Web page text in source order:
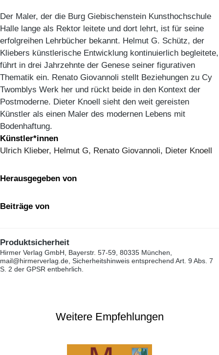
Der Maler, der die Burg Giebischenstein Kunsthochschule
Halle lange als Rektor leitete und dort lehrt, ist für seine
erfolgreihen Lehrbücher bekannt. Helmut G. Schütz, der
Kliebers künstlerische Entwicklung kontinuierlich begleitete,
führt in drei Jahrzehnte der Genese seiner figurativen
Thematik ein. Renato Giovannoli stellt Beziehungen zu Cy
Twomblys Werk her und rückt beide in den Kontext der
Postmoderne. Dieter Knoell sieht den weit gereisten
Künstler als einen Maler des modernen Lebens mit
Bodenhaftung.
Künstler*innen
Ulrich Klieber, Helmut G, Renato Giovannoli, Dieter Knoell
Herausgegeben von
Beiträge von
Produktsicherheit
Hirmer Verlag GmbH, Bayerstr. 57-59, 80335 München,
mail@hirmerverlag.de, Sicherheitshinweis entsprechend Art. 9 Abs. 7
S. 2 der GPSR entbehrlich.
Weitere Empfehlungen